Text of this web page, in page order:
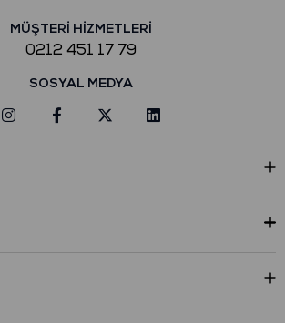
MÜŞTERİ HİZMETLERİ
0212 451 17 79
SOSYAL MEDYA